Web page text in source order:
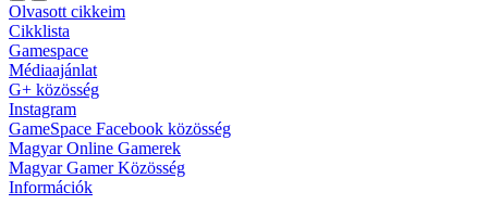
Olvasott cikkeim
Cikklista
Gamespace
Médiaajánlat
G+ közösség
Instagram
GameSpace Facebook közösség
Magyar Online Gamerek
Magyar Gamer Közösség
Információk